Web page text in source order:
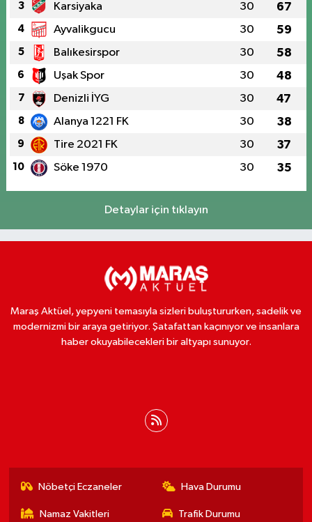
3 Karsiyaka 30 67
4 Ayvalikgucu 30 59
5 Balıkesirspor 30 58
6 Uşak Spor 30 48
7 Denizli İYG 30 47
8 Alanya 1221 FK 30 38
9 Tire 2021 FK 30 37
10 Söke 1970 30 35
Detaylar için tıklayın
Maraş Aktüel, yepyeni temasıyla sizleri buluştururken, sadelik ve
modernizmi bir araya getiriyor. Şatafattan kaçınıyor ve insanlara
haber okuyabilecekleri bir altyapı sunuyor.
Nöbetçi Eczaneler Hava Durumu
Namaz Vakitleri Trafik Durumu